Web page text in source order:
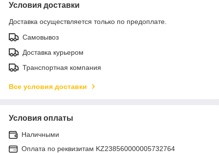
Условия доставки
Доставка осуществляется только по предоплате.
Самовывоз
Доставка курьером
Транспортная компания
Все условия доставки
Условия оплаты
Наличными
Оплата по реквизитам KZ238560000005732764